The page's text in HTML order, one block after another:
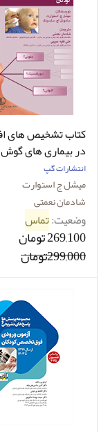
کتاب تشخیص های
در بیماری‌ های
بینی و سرو گردن
میشل ج استوارت
نعمتی
انتشارات گپ
میشل ج استوارت
شادمان نعمتی
وضعیت:تماس
269,100 تومان
299,000تومان